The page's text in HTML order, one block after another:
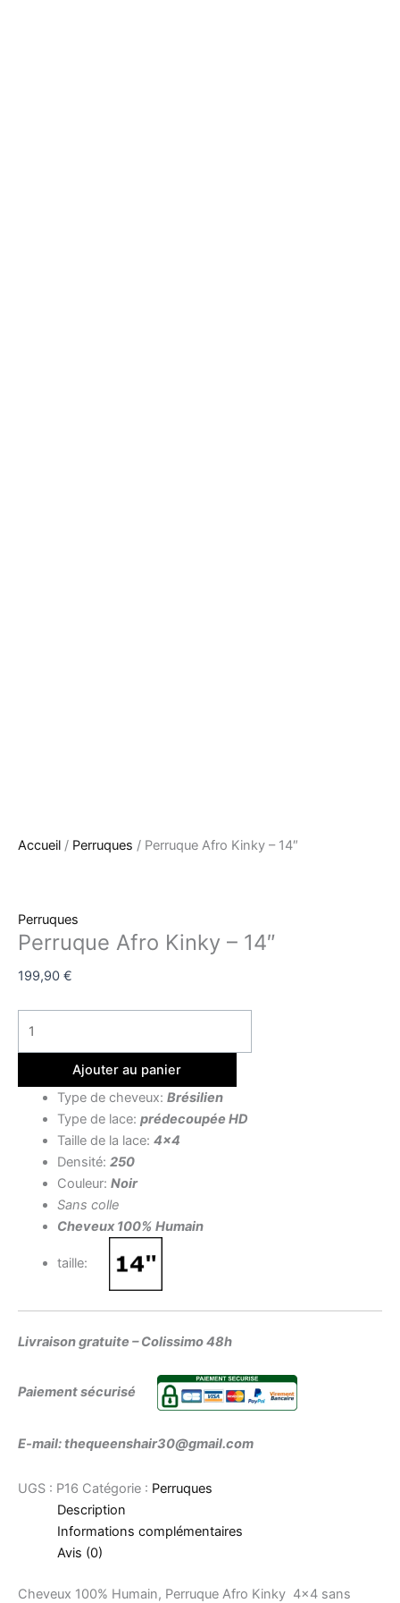
Accueil / Perruques / Perruque Afro Kinky – 14″
Perruques
Perruque Afro Kinky – 14″
199,90 €
Ajouter au panier
Type de cheveux: Brésilien
Type de lace: prédecoupée HD
Taille de la lace: 4×4
Densité: 250
Couleur: Noir
Sans colle
Cheveux 100% Humain
taille:
Livraison gratuite – Colissimo 48h
Paiement sécurisé
E-mail: thequeenshair30@gmail.com
UGS : P16 Catégorie : Perruques
Description
Informations complémentaires
Avis (0)
Cheveux 100% Humain, Perruque Afro Kinky 4×4 sans